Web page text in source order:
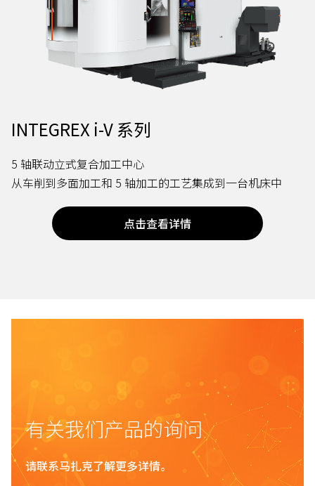
INTEGREX i-V 系列
5 轴联动立式复合加工中心
从车削到多面加工和 5 轴加工的工艺集成到一台机床中
点击查看详情
有关我们产品的询问
请联系马扎克了解更多详情。